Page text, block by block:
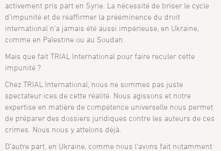
activement pris part en Syrie. La nécessité de briser le cycle
d’impunité et de réaffirmer la prééminence du droit
international n’a jamais été aussi impérieuse, en Ukraine,
comme en Palestine ou au Soudan.
Mais que fait TRIAL International pour faire reculer cette
impunité ?
Chez TRIAL International, nous ne sommes pas juste
spectateur·ices de cette réalité. Nous agissons et notre
expertise en matière de compétence universelle nous permet
de préparer des dossiers juridiques contre les auteurs de ces
crimes. Nous nous y attelons déjà.
D’autre part, en Ukraine, comme nous l’avons fait notamment